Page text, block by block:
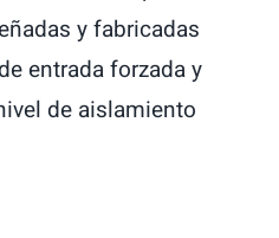
y fabricadas
entrada forzada y
de aislamiento